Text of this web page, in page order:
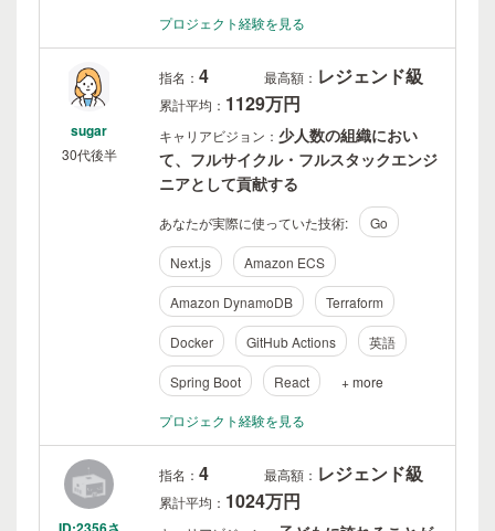
プロジェクト経験を見る
sugar
30代後半
指名： 4 最高額： レジェンド級
累計平均： 1129万円
キャリアビジョン： 少人数の組織におい
て、フルサイクル・フルスタックエンジ
ニアとして貢献する
あなたが実際に使っていた技術: Go
Next.js Amazon ECS
Amazon DynamoDB Terraform
Docker GitHub Actions 英語
Spring Boot React + more
プロジェクト経験を見る
指名： 4 最高額： レジェンド級
累計平均： 1024万円